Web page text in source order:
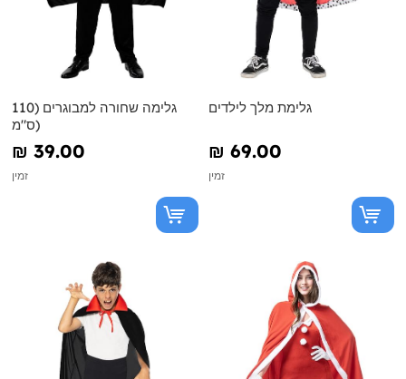
גלימה שחורה למבוגרים (110
ס"מ)
₪‎ 39.00
זמין
גלימת מלך לילדים
₪‎ 69.00
זמין